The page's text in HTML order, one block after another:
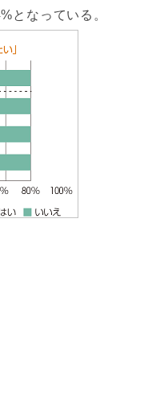
となっている。